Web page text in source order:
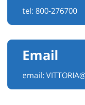
tel: 800-276700
Email
email: